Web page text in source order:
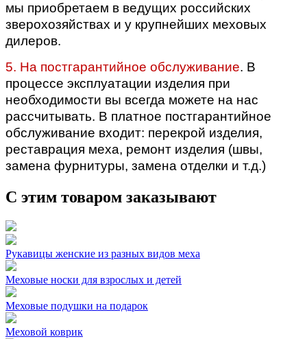
мы приобретаем в ведущих российских
зверохозяйствах и у крупнейших меховых
дилеров.
5. На постгарантийное обслуживание. В
процессе эксплуатации изделия при
необходимости вы всегда можете на нас
рассчитывать. В платное постгарантийное
обслуживание входит: перекрой изделия,
реставрация меха, ремонт изделия (швы,
замена фурнитуры, замена отделки и т.д.)
С этим товаром заказывают
Рукавицы женские из разных видов меха
Меховые носки для взрослых и детей
Меховые подушки на подарок
Меховой коврик